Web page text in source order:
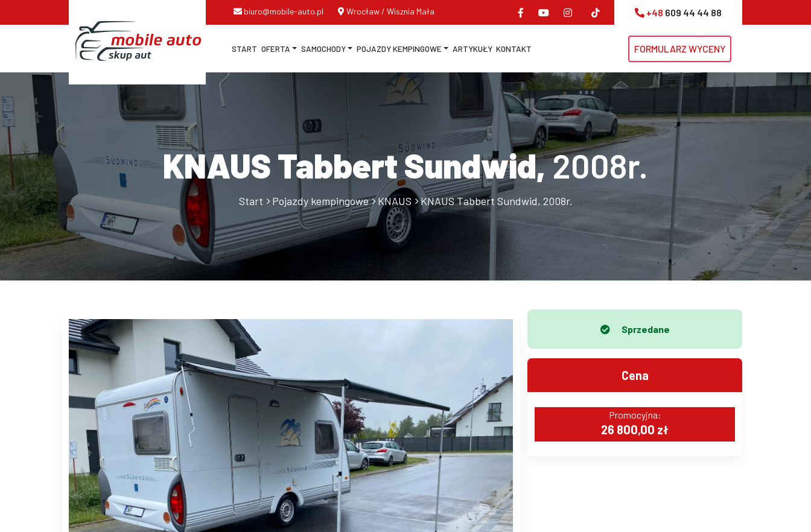
biuro@mobile-auto.pl Wrocław / Wisznia Mała +48 609 44 44 88
START OFERTA SAMOCHODY POJAZDY KEMPINGOWE ARTYKUŁY KONTAKT FORMULARZ WYCENY
KNAUS Tabbert Sundwid,2008r.
Start Pojazdy kempingowe KNAUS KNAUS Tabbert Sundwid, 2008r.
Sprzedane
Cena
Promocyjna:
26 800,00 zł